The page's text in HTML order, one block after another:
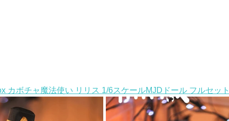
カボチャ魔法使い リリス 1/6スケールMJDドール フルセッ